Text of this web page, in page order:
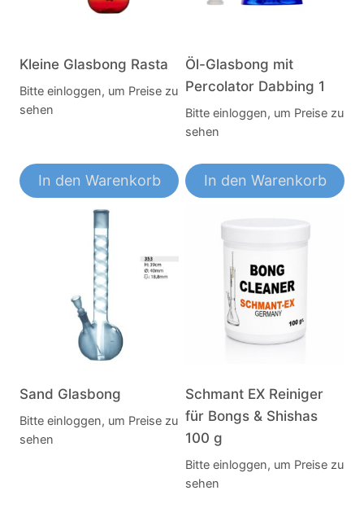
Kleine Glasbong Rasta
Bitte einloggen, um Preise zu
sehen
In den Warenkorb
Öl-Glasbong mit
Percolator Dabbing 1
Bitte einloggen, um Preise zu
sehen
In den Warenkorb
Sand Glasbong
Bitte einloggen, um Preise zu
sehen
Schmant EX Reiniger
für Bongs & Shishas
100 g
Bitte einloggen, um Preise zu
sehen